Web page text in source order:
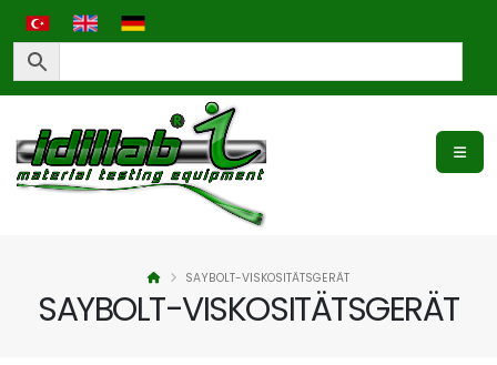
SAYBOLT-VISKOSITÄTSGERÄT
SAYBOLT-VISKOSITÄTSGERÄT